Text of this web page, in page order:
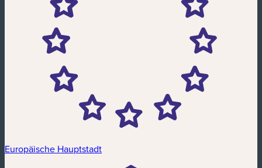
Europäische Hauptstadt